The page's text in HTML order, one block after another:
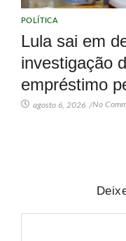
POLÍTICA
Lula sai em
investigação
empréstimo
agosto 6, 2026 /No